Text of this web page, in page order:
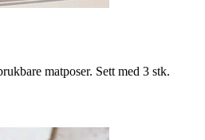
matposer. Sett med 3 stk.